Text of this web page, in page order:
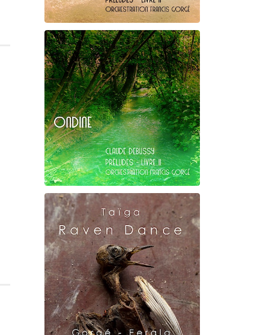
Claude Debussy
Les fées ...
Claude Debussy
Ondine